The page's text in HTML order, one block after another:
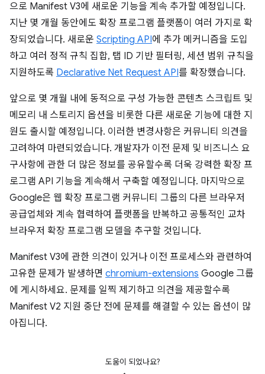
으로 Manifest V3에 새로운 기능을 계속 추가할 예정입니다.
지난 몇 개월 동안에도 확장 프로그램 플랫폼이 여러 가지로 확
장되었습니다. 새로운 Scripting API에 추가 메커니즘을 도입
하고 여러 정적 규칙 집합, 탭 ID 기반 필터링, 세션 범위 규칙을
지원하도록 Declarative Net Request API를 확장했습니다.
앞으로 몇 개월 내에 동적으로 구성 가능한 콘텐츠 스크립트 및
메모리 내 스토리지 옵션을 비롯한 다른 새로운 기능에 대한 지
원도 출시할 예정입니다. 이러한 변경사항은 커뮤니티 의견을
고려하여 마련되었습니다. 개발자가 이전 문제 및 비즈니스 요
구사항에 관한 더 많은 정보를 공유할수록 더욱 강력한 확장 프
로그램 API 기능을 계속해서 구축할 예정입니다. 마지막으로
Google은 웹 확장 프로그램 커뮤니티 그룹의 다른 브라우저
공급업체와 계속 협력하여 플랫폼을 반복하고 공통적인 교차
브라우저 확장 프로그램 모델을 추구할 것입니다.
Manifest V3에 관한 의견이 있거나 이전 프로세스와 관련하여
고유한 문제가 발생하면 chromium-extensions Google 그룹
에 게시하세요. 문제를 일찍 제기하고 의견을 제공할수록
Manifest V2 지원 중단 전에 문제를 해결할 수 있는 옵션이 많
아집니다.
도움이 되었나요?